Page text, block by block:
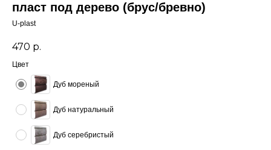
пласт под дерево (брус/бревно)
U-plast
470 р.
Цвет
Дуб мореный
Дуб натуральный
Дуб серебристый